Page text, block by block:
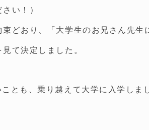
い！）
束どおり、「大学生のお兄さん先
て決定しました。
とも、乗り越えて大学に入学しま